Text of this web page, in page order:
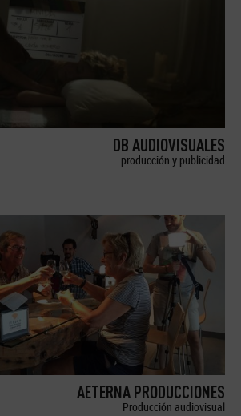
DB AUDIOVISUALES
producción y publicidad
AETERNA PRODUCCIONES
Producción audiovisual